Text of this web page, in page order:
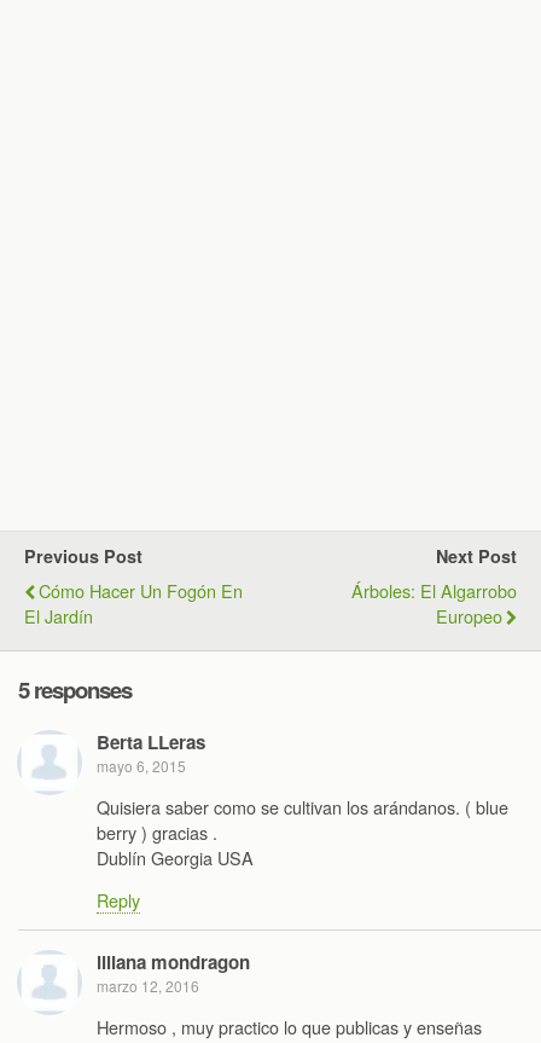
Previous Post
Cómo Hacer Un Fogón En
El Jardín
Next Post
Árboles: El Algarrobo
Europeo
5 responses
Berta LLeras
mayo 6, 2015
Quisiera saber como se cultivan los arándanos. ( blue
berry ) gracias .
Dublín Georgia USA
Reply
liliana mondragon
marzo 12, 2016
Hermoso , muy practico lo que publicas y enseñas